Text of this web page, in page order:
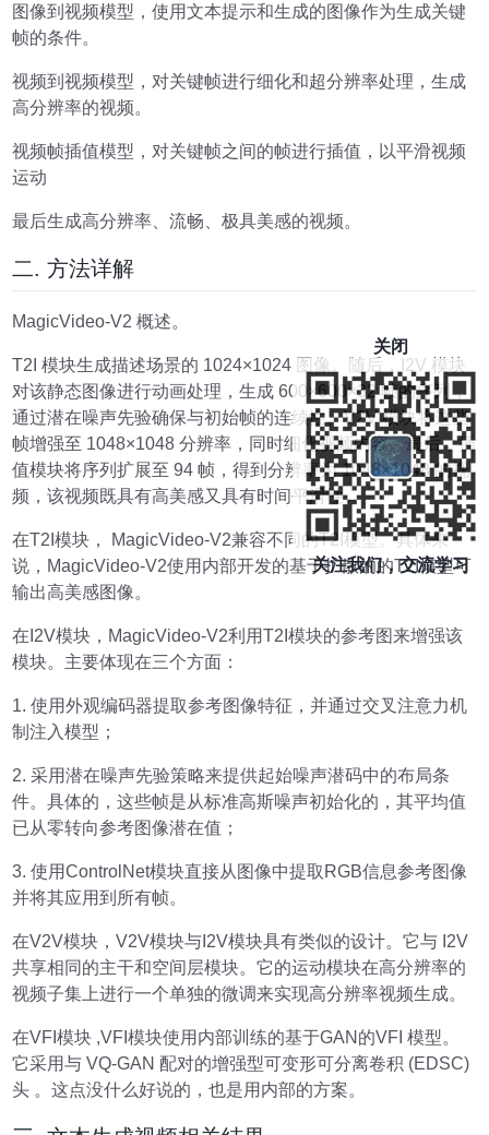
图像到视频模型，使用文本提示和生成的图像作为生成关键
帧的条件。
视频到视频模型，对关键帧进行细化和超分辨率处理，生成
高分辨率的视频。
视频帧插值模型，对关键帧之间的帧进行插值，以平滑视频
运动
最后生成高分辨率、流畅、极具美感的视频。
二. 方法详解
MagicVideo-V2 概述。
T2I 模块生成描述场景的 1024×1024 图像。随后，I2V 模块
对该静态图像进行动画处理，生成 600×600×32 帧的序列，
通过潜在噪声先验确保与初始帧的连续性。V2V 模块将这些
帧增强至 1048×1048 分辨率，同时细化视频内容。最后，插
值模块将序列扩展至 94 帧，得到分辨率为 1048×1048 的视
频，该视频既具有高美感又具有时间平滑性。
在T2I模块， MagicVideo-V2兼容不同的T2I模型。具体来
说，MagicVideo-V2使用内部开发的基于扩散的的T2I模型可
输出高美感图像。
在I2V模块，MagicVideo-V2利用T2I模块的参考图来增强该
模块。主要体现在三个方面：
1. 使用外观编码器提取参考图像特征，并通过交叉注意力机
制注入模型；
2. 采用潜在噪声先验策略来提供起始噪声潜码中的布局条
件。具体的，这些帧是从标准高斯噪声初始化的，其平均值
已从零转向参考图像潜在值；
3. 使用ControlNet模块直接从图像中提取RGB信息参考图像
并将其应用到所有帧。
在V2V模块，V2V模块与I2V模块具有类似的设计。它与 I2V
共享相同的主干和空间层模块。它的运动模块在高分辨率的
视频子集上进行一个单独的微调来实现高分辨率视频生成。
在VFI模块 ,VFI模块使用内部训练的基于GAN的VFI 模型。
它采用与 VQ-GAN 配对的增强型可变形可分离卷积 (EDSC)
头 。这点没什么好说的，也是用内部的方案。
关闭
关注我们，交流学习